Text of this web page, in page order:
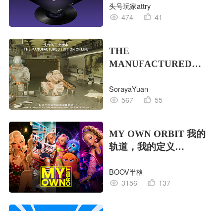
头号玩家attry
474
41
THE
MANUFACTURED
的工业版本
SorayaYuan
567
55
MY OWN ORBIT 我的
轨道，我的定义
对
BOOV半格
3156
137